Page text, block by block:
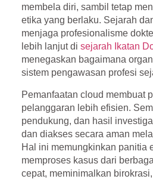
membela diri, sambil tetap
etika yang berlaku. Sejarah
menjaga profesionalisme
lebih lanjut di sejarah Ikatan
menegaskan bagaimana
sistem pengawasan profesi
Pemanfaatan cloud membuat
pelanggaran lebih efisien.
pendukung, dan hasil
dan diakses secara aman
Hal ini memungkinkan panitia
memproses kasus dari
cepat, meminimalkan